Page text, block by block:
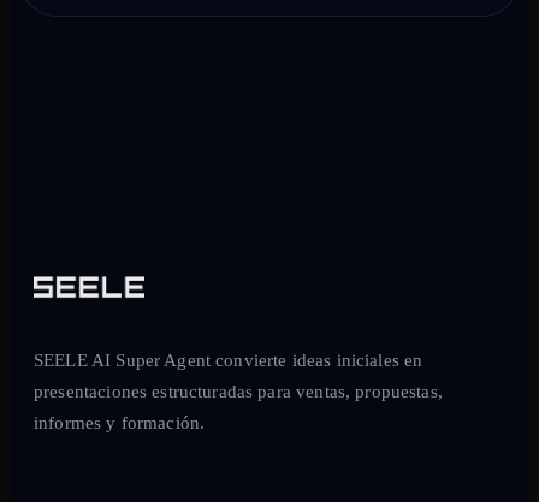
SEELE AI Super Agent convierte ideas iniciales en
presentaciones estructuradas para ventas, propuestas,
informes y formación.